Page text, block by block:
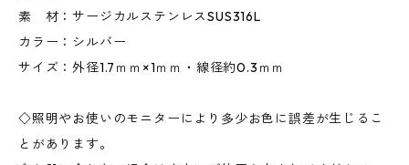
素 材：サージカルステンレスSUS316L
カラー：シルバー
サイズ：外径1.7ｍｍ×1ｍｍ・線径約0.3ｍｍ
◇照明やお使いのモニターにより多少お色に誤差が生じるこ
とがあります。